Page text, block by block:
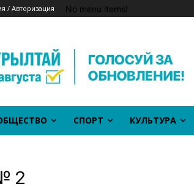
/ Авторизация No menu items!
СПОРТ КУЛЬТУРА
2